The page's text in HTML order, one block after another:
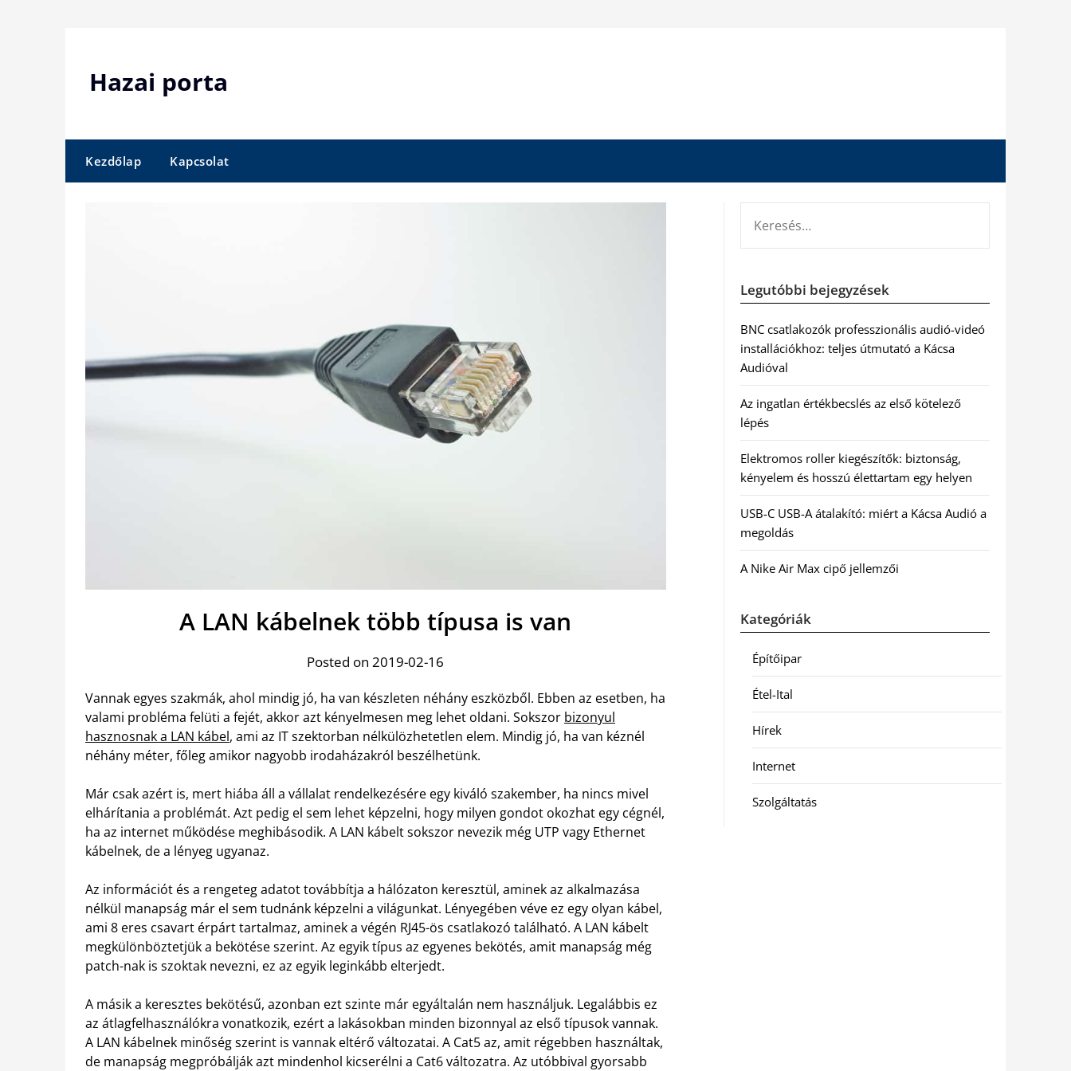
Hazai porta
Kezdőlap Kapcsolat
A LAN kábelnek több típusa is van
Posted on 2019-02-16
Vannak egyes szakmák, ahol mindig jó, ha van készleten néhány eszközből. Ebben az esetben, ha
valami probléma felüti a fejét, akkor azt kényelmesen meg lehet oldani. Sokszor bizonyul
hasznosnak a LAN kábel, ami az IT szektorban nélkülözhetetlen elem. Mindig jó, ha van kéznél
néhány méter, főleg amikor nagyobb irodaházakról beszélhetünk.
Már csak azért is, mert hiába áll a vállalat rendelkezésére egy kiváló szakember, ha nincs mivel
elhárítania a problémát. Azt pedig el sem lehet képzelni, hogy milyen gondot okozhat egy cégnél,
ha az internet működése meghibásodik. A LAN kábelt sokszor nevezik még UTP vagy Ethernet
kábelnek, de a lényeg ugyanaz.
Az információt és a rengeteg adatot továbbítja a hálózaton keresztül, aminek az alkalmazása
nélkül manapság már el sem tudnánk képzelni a világunkat. Lényegében véve ez egy olyan kábel,
ami 8 eres csavart érpárt tartalmaz, aminek a végén RJ45-ös csatlakozó található. A LAN kábelt
megkülönböztetjük a bekötése szerint. Az egyik típus az egyenes bekötés, amit manapság még
patch-nak is szoktak nevezni, ez az egyik leginkább elterjedt.
A másik a keresztes bekötésű, azonban ezt szinte már egyáltalán nem használjuk. Legalábbis ez
az átlagfelhasználókra vonatkozik, ezért a lakásokban minden bizonnyal az első típusok vannak.
A LAN kábelnek minőség szerint is vannak eltérő változatai. A Cat5 az, amit régebben használtak,
de manapság megpróbálják azt mindenhol kicserélni a Cat6 változatra. Az utóbbival gyorsabb
Legutóbbi bejegyzések
BNC csatlakozók professzionális audió-videó
installációkhoz: teljes útmutató a Kácsa
Audióval
Az ingatlan értékbecslés az első kötelező
lépés
Elektromos roller kiegészítők: biztonság,
kényelem és hosszú élettartam egy helyen
USB-C USB-A átalakító: miért a Kácsa Audió a
megoldás
A Nike Air Max cipő jellemzői
Kategóriák
Építőipar
Étel-Ital
Hírek
Internet
Szolgáltatás